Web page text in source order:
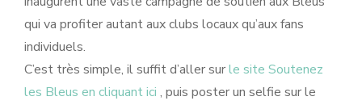
qui va profiter autant aux clubs locaux qu’aux fans
individuels.
C’est très simple, il suffit d’aller surle site Soutenez
les Bleus en cliquant ici , puis poster un selfie sur le